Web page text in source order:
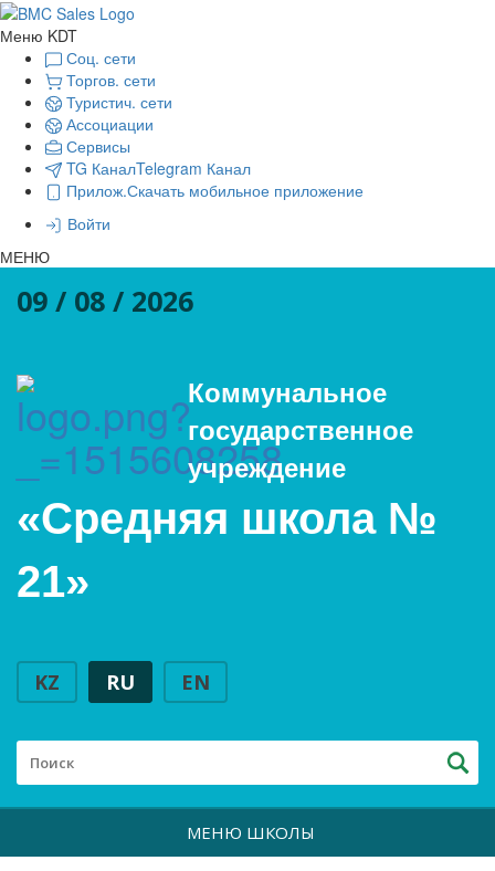
Меню KDT
Соц. сети
Торгов. сети
Туристич. сети
Ассоциации
Сервисы
TG КаналTelegram Канал
Прилож.Скачать мобильное приложение
Войти
МЕНЮ
09 / 08 / 2026
Коммунальное
государственное
учреждение
«Средняя школа №
21»
KZ RU EN
МЕНЮ ШКОЛЫ